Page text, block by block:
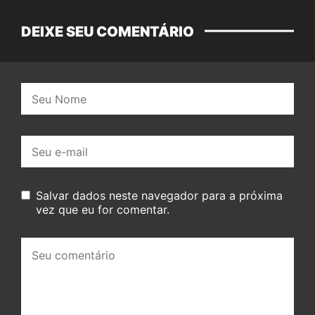
DEIXE SEU COMENTÁRIO
mail:
Salvar dados neste navegador para a próxima
vez que eu for comentar.
comentário: